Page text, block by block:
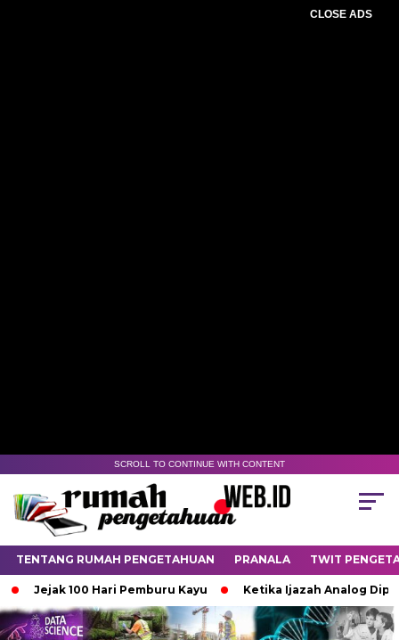
CLOSE ADS
SCROLL TO CONTINUE WITH CONTENT
TENTANG RUMAH PENGETAHUAN PRANALA TWIT
Jejak 100 Hari Pemburu Kayu Ketika Ijazah Analog